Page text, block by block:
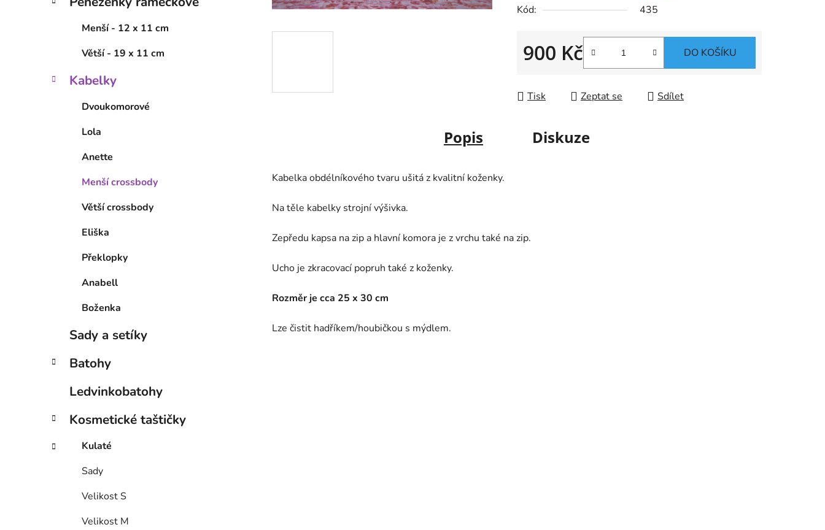
a
Menší - 12 x 11 cm
Větší - 19 x 11 cm
Kabelky
Dvoukomorové
Lola
Anette
Menší crossbody
Větší crossbody
Eliška
Překlopky
Anabell
Boženka
Sady a setíky
Batohy
Ledvinkobatohy
Kosmetické taštičky
Kulaté
Sady
Velikost S
Velikost M
z
hvězdiček.
Kód:
435
900 Kč DO KOŠÍKU
Tisk Zeptat se Sdílet
Popis Diskuze
Kabelka obdélníkového tvaru ušitá z kvalitní koženky.
Na těle kabelky strojní výšivka.
Zepředu kapsa na zip a hlavní komora je z vrchu také na zip.
Ucho je zkracovací popruh také z koženky.
Rozměr je cca 25 x 30 cm
Lze čistit hadříkem/houbičkou s mýdlem.